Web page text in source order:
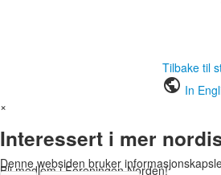
Tilbake til
public In
×
Interessert i mer
Bli medlem i Foreningen Norden!
Denne websiden bruker